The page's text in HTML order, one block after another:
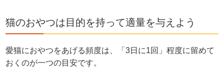
猫のおやつは目的を持って適量を与えよう
愛猫におやつをあげる頻度は、「3日に1回」程度に留めて
おくのが一つの目安です。